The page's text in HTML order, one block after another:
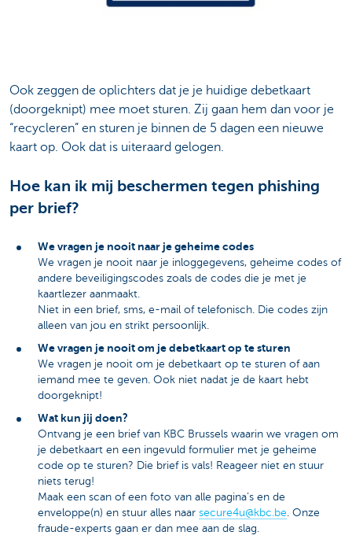
Ook zeggen de oplichters dat je je huidige debetkaart
(doorgeknipt) mee moet sturen. Zij gaan hem dan voor je
“recycleren” en sturen je binnen de 5 dagen een nieuwe
kaart op. Ook dat is uiteraard gelogen.
Hoe kan ik mij beschermen tegen phishing
per brief?
We vragen je nooit naar je geheime codes
We vragen je nooit naar je inloggegevens, geheime codes of
andere beveiligingscodes zoals de codes die je met je
kaartlezer aanmaakt.
Niet in een brief, sms, e-mail of telefonisch. Die codes zijn
alleen van jou en strikt persoonlijk.
We vragen je nooit om je debetkaart op te sturen
We vragen je nooit om je debetkaart op te sturen of aan
iemand mee te geven. Ook niet nadat je de kaart hebt
doorgeknipt!
Wat kun jij doen?
Ontvang je een brief van KBC Brussels waarin we vragen om
je debetkaart en een ingevuld formulier met je geheime
code op te sturen? Die brief is vals! Reageer niet en stuur
niets terug!
Maak een scan of een foto van alle pagina’s en de
enveloppe(n) en stuur alles naar secure4u@kbc.be ​. Onze
fraude-experts gaan er dan mee aan de slag.